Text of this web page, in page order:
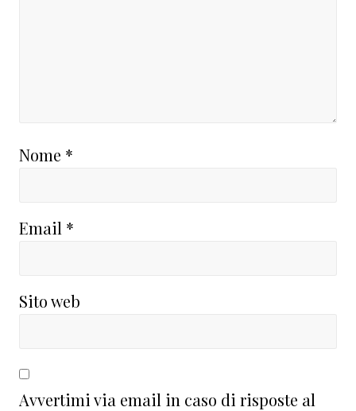
Nome *
Email *
Sito web
Avvertimi via email in caso di risposte al